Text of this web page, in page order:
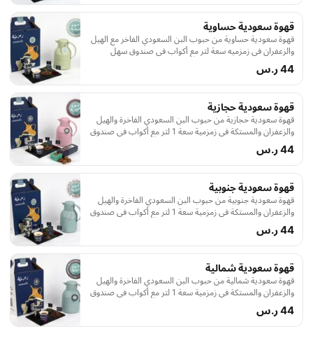
قهوة سعودية حساوية
قهوة سعودية حساوية من حبوب البن السعودي الفاخر مع الهيل
والزعفران في زمزميه سعة لتر مع أكواب في صندوق سهل
الحمل تخدم عدة أشخاص
44 ر.س
قهوة سعودية حجازية
قهوة سعودية حجازية من حبوب البن السعودي الفاخرة والهيل
والزعفران والمستكة في زمزمية سعة 1 لتر مع أكواب في صندوق
سهل الحمل.يخدم 6 أشخاص أو ضيوف
44 ر.س
قهوة سعودية جنوبية
قهوة سعودية جنوبية من حبوب البن السعودي الفاخرة والهيل
والزعفران والمستكة في زمزمية سعة 1 لتر مع أكواب في صندوق
سهل الحمل يخدم 6 أشخاص أو ضيوف.
44 ر.س
قهوة سعودية شمالية
قهوة سعودية شمالية من حبوب البن السعودي الفاخرة والهيل
والزعفران والمستكة في زمزمية سعة 1 لتر مع أكواب في صندوق
سهل الحمل يخدم 6 أشخاص أو ضيوف
44 ر.س